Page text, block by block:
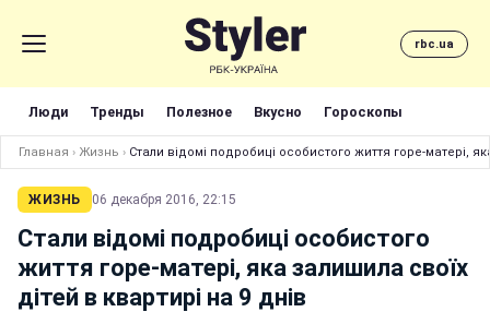
rbc.ua
Люди Тренды Полезное Вкусно Гороскопы
Главная › Жизнь › Стали відомі подробиці особистого життя горе-матері,
ЖИЗНЬ 06 декабря 2016, 22:15
Стали відомі подробиці особистого
життя горе-матері, яка залишила своїх
дітей в квартирі на 9 днів